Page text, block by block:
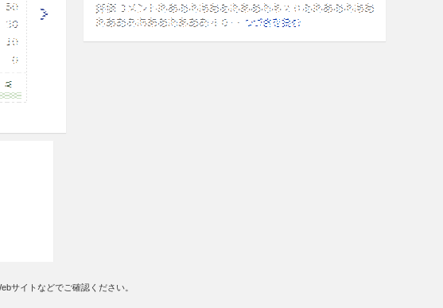
サイトなどでご確認ください。